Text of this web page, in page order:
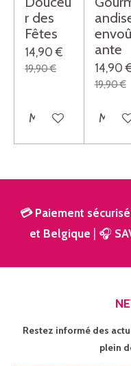
r des
Fêtes
14,90 €
19,90 €
M'avertir si
ante
14,90
19,90 €
💳 Paiement
et Belgique | 🎧
Restez informé des
plein